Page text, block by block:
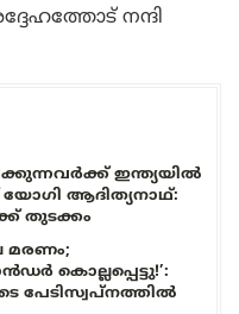
നന്ദി
ഇന്ത്യയിൽ
യോഗി ആദിത്യനാഥ്:
തുടക്കം
മരണം;
കൊല്ലപ്പെട്ടു!’: